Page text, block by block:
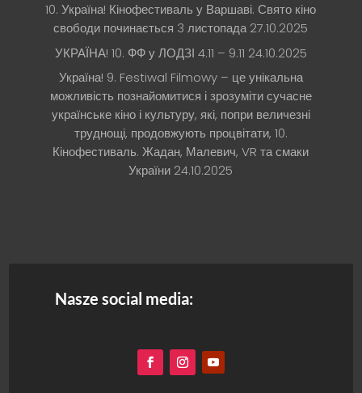
10. Україна! Кінофестиваль у Варшаві. Свято кіно
свободи починається 3 листопада 27.10.2025
УКРАЇНА! 10. ФФ у ЛОДЗІ 4.11 – 9.11 24.10.2025
Україна! 9. Festiwal Filmowy – це унікальна
можливість познайомитися і зрозуміти сучасне
українське кіно і культуру, які, попри величезні
труднощі, продовжують процвітати, 10.
Кінофестиваль. Жадан, Малевич, VR та смаки
України 24.10.2025
Nasze social media: